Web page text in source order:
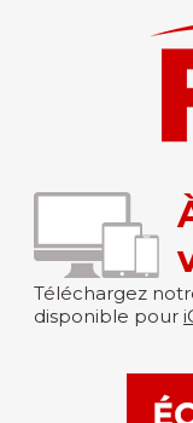
Téléchargez
disponible pour